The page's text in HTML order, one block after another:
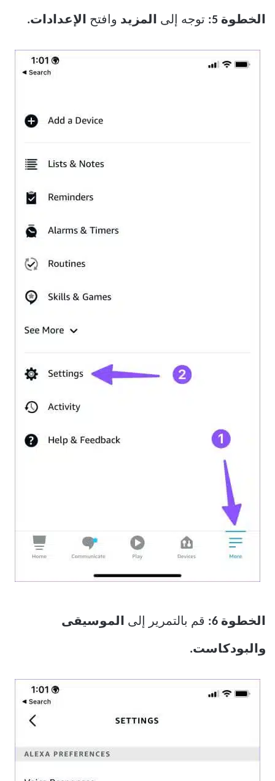
الخطوة 5: توجه إلى المزيد وافتح الإعدادات.
الخطوة 6: قم بالتمرير إلى الموسيقى
والبودكاست.